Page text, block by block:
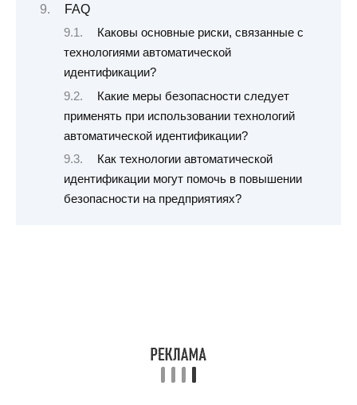
FAQ
Каковы основные риски, связанные с
технологиями автоматической
идентификации?
Какие меры безопасности следует
применять при использовании технологий
автоматической идентификации?
Как технологии автоматической
идентификации могут помочь в повышении
безопасности на предприятиях?